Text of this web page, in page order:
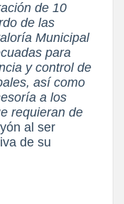
de 10
de las
Municipal
para
y control de
así como
a los
requieran de
al ser
de su